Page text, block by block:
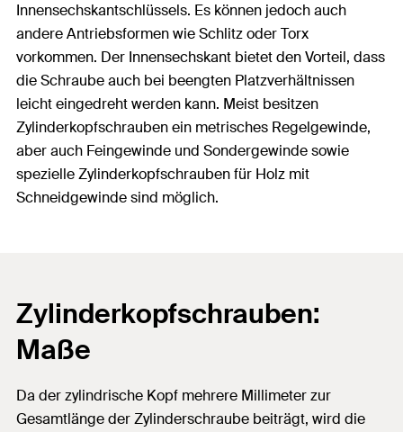
Innensechskantschlüssels. Es können jedoch auch
andere Antriebsformen wie Schlitz oder Torx
vorkommen. Der Innensechskant bietet den Vorteil, dass
die Schraube auch bei beengten Platzverhältnissen
leicht eingedreht werden kann. Meist besitzen
Zylinderkopfschrauben ein metrisches Regelgewinde,
aber auch Feingewinde und Sondergewinde sowie
spezielle Zylinderkopfschrauben für Holz mit
Schneidgewinde sind möglich.
Zylinderkopfschrauben:
Maße
Da der zylindrische Kopf mehrere Millimeter zur
Gesamtlänge der Zylinderschraube beiträgt, wird die